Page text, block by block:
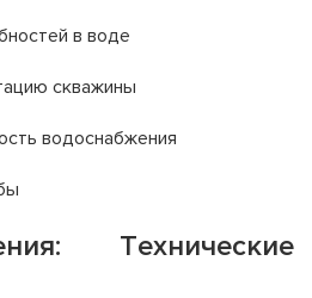
в воде
скважины
водоснабжения
Технические